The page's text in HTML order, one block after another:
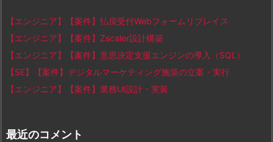
【エンジニア】【案件】払戻受付Webフォームリプレイス
【エンジニア】【案件】Zscaler設計構築
【エンジニア】【案件】意思決定支援エンジンの導入（SQL）
【SE】【案件】デジタルマーケティング施策の立案・実行
【エンジニア】【案件】業務UI設計・実装
最近のコメント